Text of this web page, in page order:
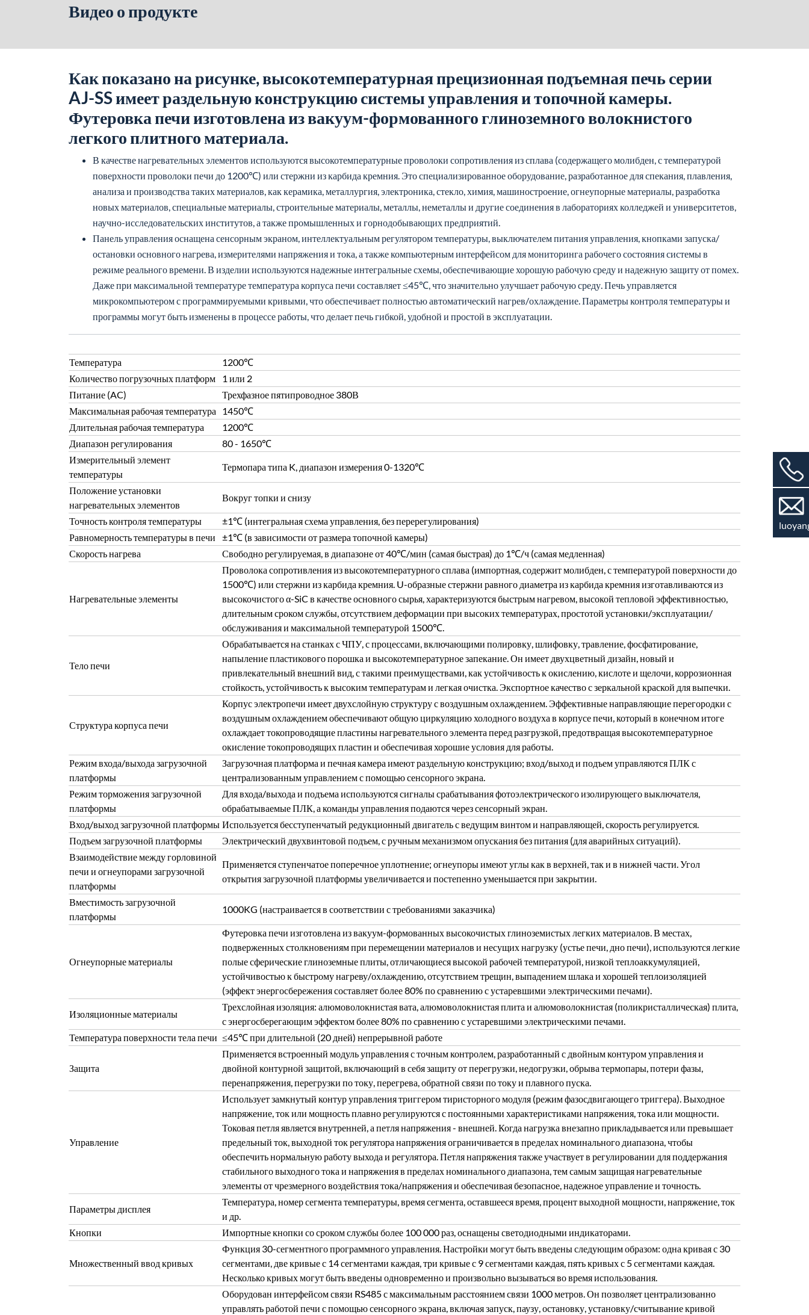
Видео о продукте
Как показано на рисунке, высокотемпературная прецизионная подъемная печь серии
AJ-SS имеет раздельную конструкцию системы управления и топочной камеры.
Футеровка печи изготовлена из вакуум-формованного глиноземного волокнистого
легкого плитного материала.
В качестве нагревательных элементов используются высокотемпературные проволоки сопротивления из сплава (содержащего молибден, с температурой
поверхности проволоки печи до 1200℃) или стержни из карбида кремния. Это специализированное оборудование, разработанное для спекания, плавления,
анализа и производства таких материалов, как керамика, металлургия, электроника, стекло, химия, машиностроение, огнеупорные материалы, разработка
новых материалов, специальные материалы, строительные материалы, металлы, неметаллы и другие соединения в лабораториях колледжей и университетов,
научно-исследовательских институтов, а также промышленных и горнодобывающих предприятий.
Панель управления оснащена сенсорным экраном, интеллектуальным регулятором температуры, выключателем питания управления, кнопками запуска/
остановки основного нагрева, измерителями напряжения и тока, а также компьютерным интерфейсом для мониторинга рабочего состояния системы в
режиме реального времени. В изделии используются надежные интегральные схемы, обеспечивающие хорошую рабочую среду и надежную защиту от помех.
Даже при максимальной температуре температура корпуса печи составляет ≤45℃, что значительно улучшает рабочую среду. Печь управляется
микрокомпьютером с программируемыми кривыми, что обеспечивает полностью автоматический нагрев/охлаждение. Параметры контроля температуры и
программы могут быть изменены в процессе работы, что делает печь гибкой, удобной и простой в эксплуатации.
Температура
1200℃
Количество погрузочных платформ
1 или 2
Питание (AC)
Трехфазное пятипроводное 380В
Максимальная рабочая температура
1450℃
Длительная рабочая температура
1200℃
Диапазон регулирования
80 - 1650℃
Измерительный элемент
температуры
Термопара типа K, диапазон измерения 0-1320℃
Положение установки
нагревательных элементов
Вокруг топки и снизу
Точность контроля температуры
±1℃ (интегральная схема управления, без перерегулирования)
Равномерность температуры в печи
±1℃ (в зависимости от размера топочной камеры)
Скорость нагрева
Свободно регулируемая, в диапазоне от 40℃/мин (самая быстрая) до 1℃/ч (самая медленная)
Нагревательные элементы
Проволока сопротивления из высокотемпературного сплава (импортная, содержит молибден, с температурой поверхности до
1500℃) или стержни из карбида кремния. U-образные стержни равного диаметра из карбида кремния изготавливаются из
высокочистого α-SiC в качестве основного сырья, характеризуются быстрым нагревом, высокой тепловой эффективностью,
длительным сроком службы, отсутствием деформации при высоких температурах, простотой установки/эксплуатации/
обслуживания и максимальной температурой 1500℃.
Тело печи
Обрабатывается на станках с ЧПУ, с процессами, включающими полировку, шлифовку, травление, фосфатирование,
напыление пластикового порошка и высокотемпературное запекание. Он имеет двухцветный дизайн, новый и
привлекательный внешний вид, с такими преимуществами, как устойчивость к окислению, кислоте и щелочи, коррозионная
стойкость, устойчивость к высоким температурам и легкая очистка. Экспортное качество с зеркальной краской для выпечки.
Структура корпуса печи
Корпус электропечи имеет двухслойную структуру с воздушным охлаждением. Эффективные направляющие перегородки с
воздушным охлаждением обеспечивают общую циркуляцию холодного воздуха в корпусе печи, который в конечном итоге
охлаждает токопроводящие пластины нагревательного элемента перед разгрузкой, предотвращая высокотемпературное
окисление токопроводящих пластин и обеспечивая хорошие условия для работы.
Режим входа/выхода загрузочной
платформы
Загрузочная платформа и печная камера имеют раздельную конструкцию; вход/выход и подъем управляются ПЛК с
централизованным управлением с помощью сенсорного экрана.
Режим торможения загрузочной
платформы
Для входа/выхода и подъема используются сигналы срабатывания фотоэлектрического изолирующего выключателя,
обрабатываемые ПЛК, а команды управления подаются через сенсорный экран.
Вход/выход загрузочной платформы Используется бесступенчатый редукционный двигатель с ведущим винтом и направляющей, скорость регулируется.
Подъем загрузочной платформы
Электрический двухвинтовой подъем, с ручным механизмом опускания без питания (для аварийных ситуаций).
Взаимодействие между горловиной
печи и огнеупорами загрузочной
платформы
Применяется ступенчатое поперечное уплотнение; огнеупоры имеют углы как в верхней, так и в нижней части. Угол
открытия загрузочной платформы увеличивается и постепенно уменьшается при закрытии.
Вместимость загрузочной
платформы
1000KG (настраивается в соответствии с требованиями заказчика)
Огнеупорные материалы
Футеровка печи изготовлена из вакуум-формованных высокочистых глиноземистых легких материалов. В местах,
подверженных столкновениям при перемещении материалов и несущих нагрузку (устье печи, дно печи), используются легкие
полые сферические глиноземные плиты, отличающиеся высокой рабочей температурой, низкой теплоаккумуляцией,
устойчивостью к быстрому нагреву/охлаждению, отсутствием трещин, выпадением шлака и хорошей теплоизоляцией
(эффект энергосбережения составляет более 80% по сравнению с устаревшими электрическими печами).
Изоляционные материалы
Трехслойная изоляция: алюмоволокнистая вата, алюмоволокнистая плита и алюмоволокнистая (поликристаллическая) плита,
с энергосберегающим эффектом более 80% по сравнению с устаревшими электрическими печами.
Температура поверхности тела печи ≤45℃ при длительной (20 дней) непрерывной работе
Защита
Применяется встроенный модуль управления с точным контролем, разработанный с двойным контуром управления и
двойной контурной защитой, включающий в себя защиту от перегрузки, недогрузки, обрыва термопары, потери фазы,
перенапряжения, перегрузки по току, перегрева, обратной связи по току и плавного пуска.
Управление
Использует замкнутый контур управления триггером тиристорного модуля (режим фазосдвигающего триггера). Выходное
напряжение, ток или мощность плавно регулируются с постоянными характеристиками напряжения, тока или мощности.
Токовая петля является внутренней, а петля напряжения - внешней. Когда нагрузка внезапно прикладывается или превышает
предельный ток, выходной ток регулятора напряжения ограничивается в пределах номинального диапазона, чтобы
обеспечить нормальную работу выхода и регулятора. Петля напряжения также участвует в регулировании для поддержания
стабильного выходного тока и напряжения в пределах номинального диапазона, тем самым защищая нагревательные
элементы от чрезмерного воздействия тока/напряжения и обеспечивая безопасное, надежное управление и точность.
Параметры дисплея
Температура, номер сегмента температуры, время сегмента, оставшееся время, процент выходной мощности, напряжение, ток
и др.
Кнопки
Импортные кнопки со сроком службы более 100 000 раз, оснащены светодиодными индикаторами.
Множественный ввод кривых
Функция 30-сегментного программного управления. Настройки могут быть введены следующим образом: одна кривая с 30
сегментами, две кривые с 14 сегментами каждая, три кривые с 9 сегментами каждая, пять кривых с 5 сегментами каждая.
Несколько кривых могут быть введены одновременно и произвольно вызываться во время использования.
Оборудован интерфейсом связи RS485 с максимальным расстоянием связи 1000 метров. Он позволяет централизованно
управлять работой печи с помощью сенсорного экрана, включая запуск, паузу, остановку, установку/считывание кривой